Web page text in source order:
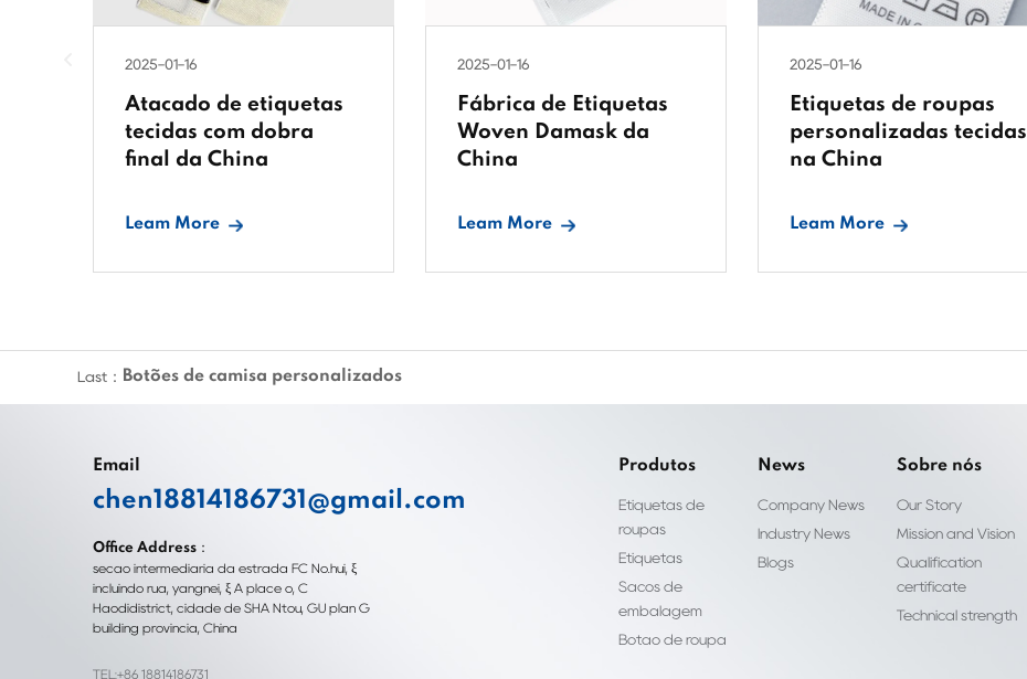
2025-01-16
Atacado de etiquetas
tecidas com dobra
final da China
Leam More
2025-01-16
Fábrica de Etiquetas
Woven Damask da
China
Leam More
2025-01-16
Etiquetas de roupas
personalizadas tecidas
na China
Leam More
Last： Botões de camisa personalizados
Email
chen18814186731@gmail.com
Office Address：
seção intermediária da estrada FC No.hui, ξ
incluindo rua, yangnei, ξ A place o, C
Haodidistrict, cidade de SHA Ntou, GU plan G
building província, China
TEL:+86 18814186731
Produtos
Etiquetas de
roupas
Etiquetas
Sacos de
embalagem
Botão de roupa
News
Company News
Industry News
Blogs
Sobre nós
Our Story
Mission and Vision
Qualification
certificate
Technical strength